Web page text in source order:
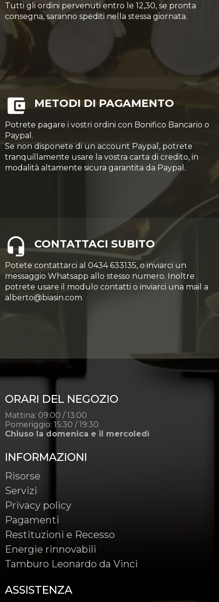
Tutti gli ordini pervenuti entro le 12,30, se pronta
consegna, saranno spediti nella stessa giornata.
METODI DI PAGAMENTO
Potrete pagare i vostri ordini con Bonifico Bancario o
Paypal.
Se non disponete di un account Paypal, potrete
tranquillamente usare la vostra carta di credito, in
modalità altamente sicura garantita da Paypal.
CONTATTACI SUBITO
Potete contattarci al 0434 633135, o inviarci un
messaggio Whatsapp allo stesso numero. Inoltre
potrete usare il modulo contatti o inviarci una mail a
alberto@biasin.com
ORARI DEL NEGOZIO
Mattina: 09:00 / 13:00
Pomeriggio: 15:30 / 19:30
Chiuso la domenica e il mercoledì
INFORMAZIONI
Risorse
Servizi
Privacy policy
Pagamenti
Restituzioni e Recesso
Energie rinnovabili
Tamburo Leonardo da Vinci
ASSISTENZA